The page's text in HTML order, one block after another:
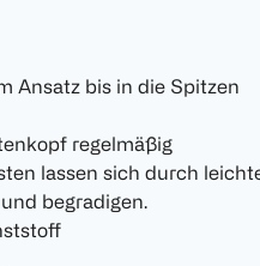
Ansatz bis in die Spitzen
regelmäßig
lassen sich durch
begradigen.